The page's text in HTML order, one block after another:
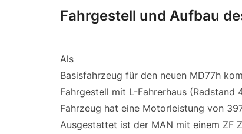
Fahrgestell und Aufbau
Als
Basisfahrzeug für den neuen MD77h
Fahrgestell mit L-Fahrerhaus (Radstand
Fahrzeug hat eine Motorleistung von
Ausgestattet ist der MAN mit einem ZF